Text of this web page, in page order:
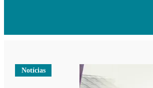
Notícias